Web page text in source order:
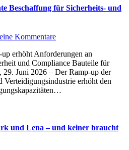
Beschaffung für Sicherheits- und
Kommentare
und Compliance Bauteile für
29. Juni 2026 – Der Ramp-up der
Verteidigungsindustrie erhöht den
und Lena – und keiner braucht